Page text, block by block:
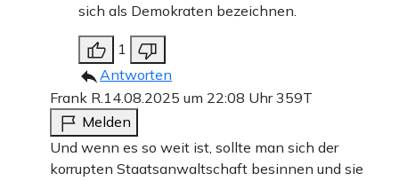
sich als Demokraten bezeichnen.
1
Antworten
Frank R.14.08.2025 um 22:08 Uhr359T
Melden
Und wenn es so weit ist, sollte man sich der
korrupten Staatsanwaltschaft besinnen und sie